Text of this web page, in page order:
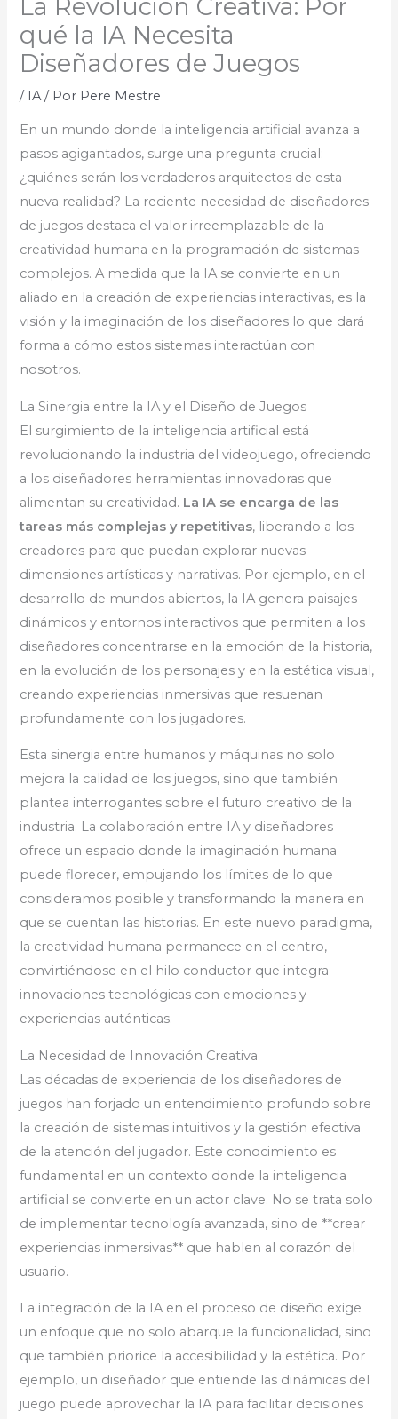
La Revolución Creativa: Por
qué la IA Necesita
Diseñadores de Juegos
/ IA / Por Pere Mestre
En un mundo donde la inteligencia artificial avanza a
pasos agigantados, surge una pregunta crucial:
¿quiénes serán los verdaderos arquitectos de esta
nueva realidad? La reciente necesidad de diseñadores
de juegos destaca el valor irreemplazable de la
creatividad humana en la programación de sistemas
complejos. A medida que la IA se convierte en un
aliado en la creación de experiencias interactivas, es la
visión y la imaginación de los diseñadores lo que dará
forma a cómo estos sistemas interactúan con
nosotros.
La Sinergia entre la IA y el Diseño de Juegos
El surgimiento de la inteligencia artificial está
revolucionando la industria del videojuego, ofreciendo
a los diseñadores herramientas innovadoras que
alimentan su creatividad. La IA se encarga de las
tareas más complejas y repetitivas, liberando a los
creadores para que puedan explorar nuevas
dimensiones artísticas y narrativas. Por ejemplo, en el
desarrollo de mundos abiertos, la IA genera paisajes
dinámicos y entornos interactivos que permiten a los
diseñadores concentrarse en la emoción de la historia,
en la evolución de los personajes y en la estética visual,
creando experiencias inmersivas que resuenan
profundamente con los jugadores.
Esta sinergia entre humanos y máquinas no solo
mejora la calidad de los juegos, sino que también
plantea interrogantes sobre el futuro creativo de la
industria. La colaboración entre IA y diseñadores
ofrece un espacio donde la imaginación humana
puede florecer, empujando los límites de lo que
consideramos posible y transformando la manera en
que se cuentan las historias. En este nuevo paradigma,
la creatividad humana permanece en el centro,
convirtiéndose en el hilo conductor que integra
innovaciones tecnológicas con emociones y
experiencias auténticas.
La Necesidad de Innovación Creativa
Las décadas de experiencia de los diseñadores de
juegos han forjado un entendimiento profundo sobre
la creación de sistemas intuitivos y la gestión efectiva
de la atención del jugador. Este conocimiento es
fundamental en un contexto donde la inteligencia
artificial se convierte en un actor clave. No se trata solo
de implementar tecnología avanzada, sino de **crear
experiencias inmersivas** que hablen al corazón del
usuario.
La integración de la IA en el proceso de diseño exige
un enfoque que no solo abarque la funcionalidad, sino
que también priorice la accesibilidad y la estética. Por
ejemplo, un diseñador que entiende las dinámicas del
juego puede aprovechar la IA para facilitar decisiones